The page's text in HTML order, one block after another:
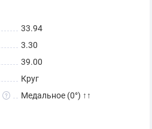
33.94
3.30
39.00
Круг
Медальное (0°) ↑↑